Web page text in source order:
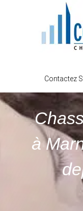
Contactez
à